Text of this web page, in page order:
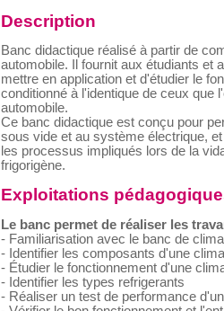
Description
Banc didactique réalisé à partir de
automobile. Il fournit aux étudiants et
mettre en application et d'étudier le
conditionné à l'identique de ceux que
automobile.
Ce banc didactique est conçu pour
sous vide et au système électrique,
les processus impliqués lors de la
frigorigène.
Exploitations
Le banc permet de réaliser les
- Familiarisation avec le banc de
- Identifier les composants d'une
- Étudier le fonctionnement d'une
- Identifier les types refrigerants
- Réaliser un test de performance